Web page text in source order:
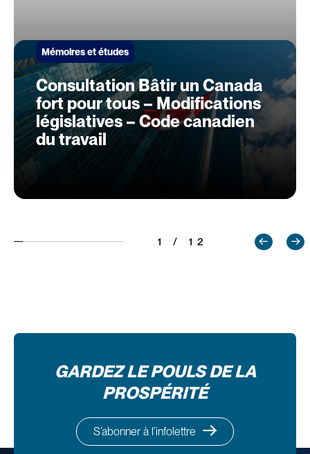
Mémoires et études
Consultation Bâtir un Canada
fort pour tous – Modifications
législatives – Code canadien
du travail
1 / 12
GARDEZ LE POULS DE LA
PROSPÉRITÉ
S’abonner à l’infolettre